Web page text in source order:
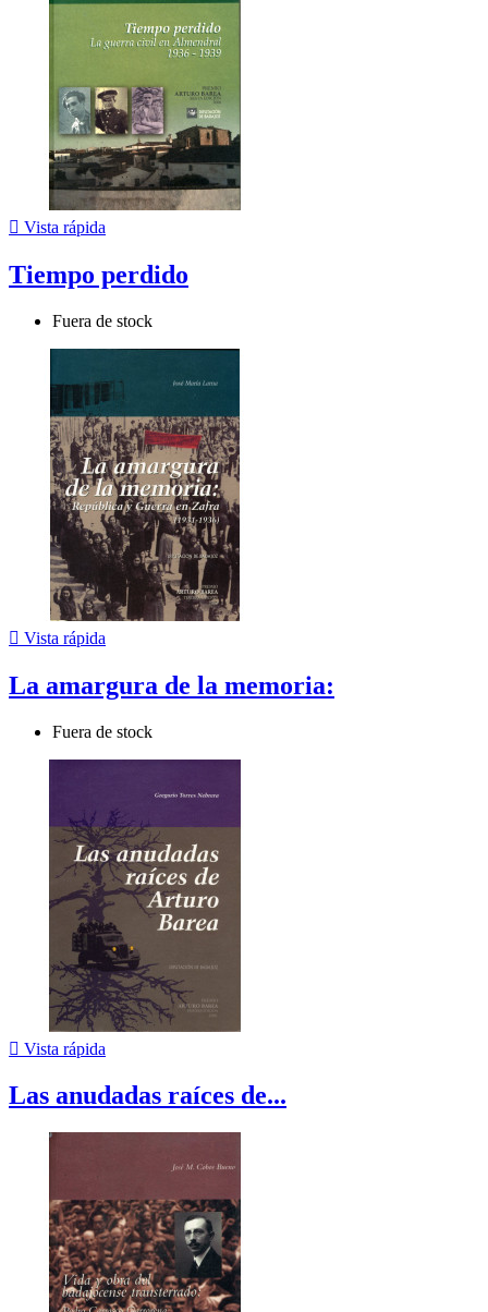
 Vista rápida
Tiempo perdido
Fuera de stock
 Vista rápida
La amargura de la memoria:
Fuera de stock
 Vista rápida
Las anudadas raíces de...